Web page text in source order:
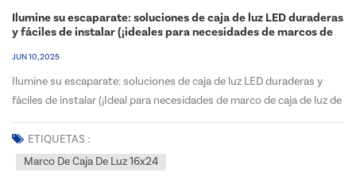
Ilumine su escaparate: soluciones de caja de luz LED duraderas
y fáciles de instalar (¡ideales para necesidades de marcos de
JUN 10, 2025
Ilumine su escaparate: soluciones de caja de luz LED duraderas y
fáciles de instalar (¡Ideal para necesidades de marco de caja de luz de
16 x 24!) Destacar en el competitivo panorama minorista de EE. UU. y
Canadá exige brillantez. El escaparate de su tienda es el primer
apretón de manos, la presen...
ETIQUETAS :
Marco De Caja De Luz 16x24